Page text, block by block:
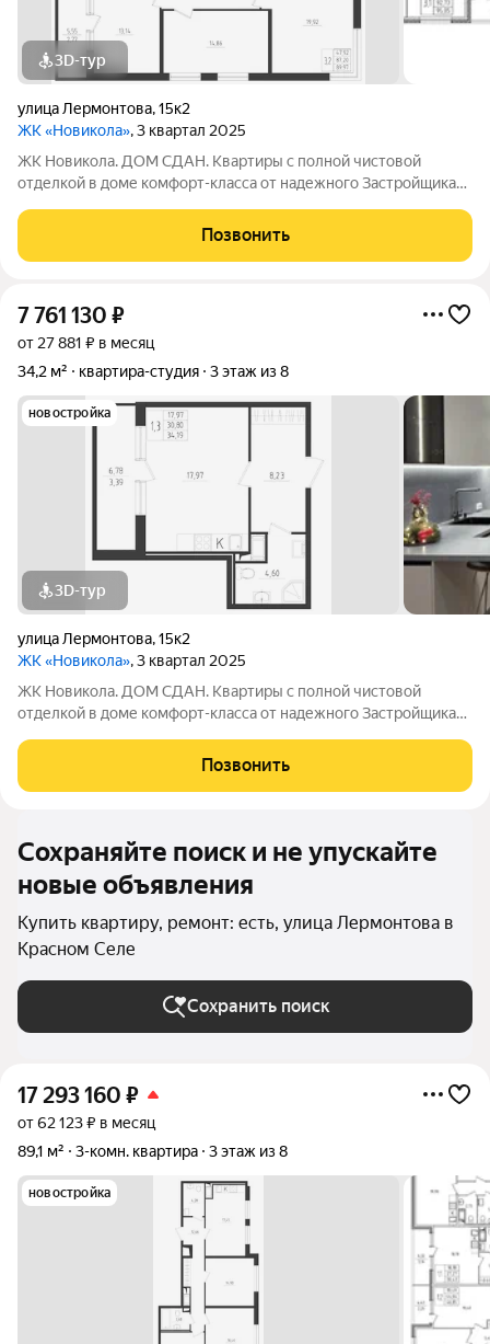
3D-тур
улица Лермонтова,15к2
ЖК «Новикола», 3 квартал 2025
ЖК Новикола. ДОМ СДАН. Квартиры с полной чистовой
отделкой в доме комфорт-класса от надежного Застройщика
время вдали от шума и суеты улиц.
Позвонить
7 761 130 ₽
от 27 881 ₽ в месяц
34,2 м²
квартира-студия 3 этаж из 8
новостройка
3D-тур
улица Лермонтова,15к2
ЖК «Новикола», 3 квартал 2025
ЖК Новикола. ДОМ СДАН. Квартиры с полной чистовой
отделкой в доме комфорт-класса от надежного Застройщика
время вдали от шума и суеты улиц.
Позвонить
Сохраняйте поиск и не упускайте
новые объявления
Купить квартиру, ремонт: есть, улица Лермонтова в
Красном Селе
Сохранить поиск
17 293 160 ₽
от 62 123 ₽ в месяц
89,1 м²
3-комн. квартира 3 этаж из 8
новостройка